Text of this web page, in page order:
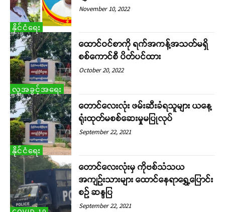
နိုင်ငံရေး
November 10, 2022
လူ့အခွင့်အရေး
ထောင်ဝင်စာကို ရက်အကန့်အသတ်မရှိ
စစ်ကောင်စီ ပိတ်ပင်ထား
October 20, 2022
နိုင်ငံရေး
တောင်လေးလုံး ဖမ်းဆီးခံရသူများ ယနေ့
ရုံးထုတ်မစစ်ဆေးမှုမပြုလုပ်
September 22, 2021
တောင်လေးလုံးမှ ကိုဗစ်သံသယ
အကျဉ်းသားများ ထောင်နေရာရွှေ့ပြောင်း
စဉ် ဆန္ဒပြ
September 22, 2021